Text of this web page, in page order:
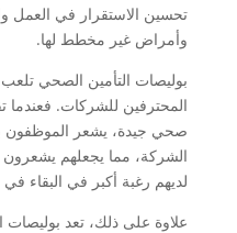
تحسين الاستقرار في العمل
وأمراض غير مخطط لها.
بوليصات التأمين الصحي
المحترفين للشركات. فعندما
صحي جيدة، يشعر الموظفون
الشركة، مما يجعلهم يشعرون
لديهم رغبة أكبر في البقاء
علاوة على ذلك، تعد بوليصات